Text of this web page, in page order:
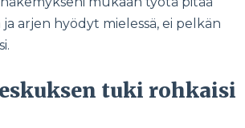
arjen hyödyt mielessä, ei pelkän
tuki rohkaisi